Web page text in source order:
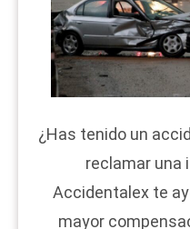
¿Has tenido un
reclamar una
Accidentalex te
mayor